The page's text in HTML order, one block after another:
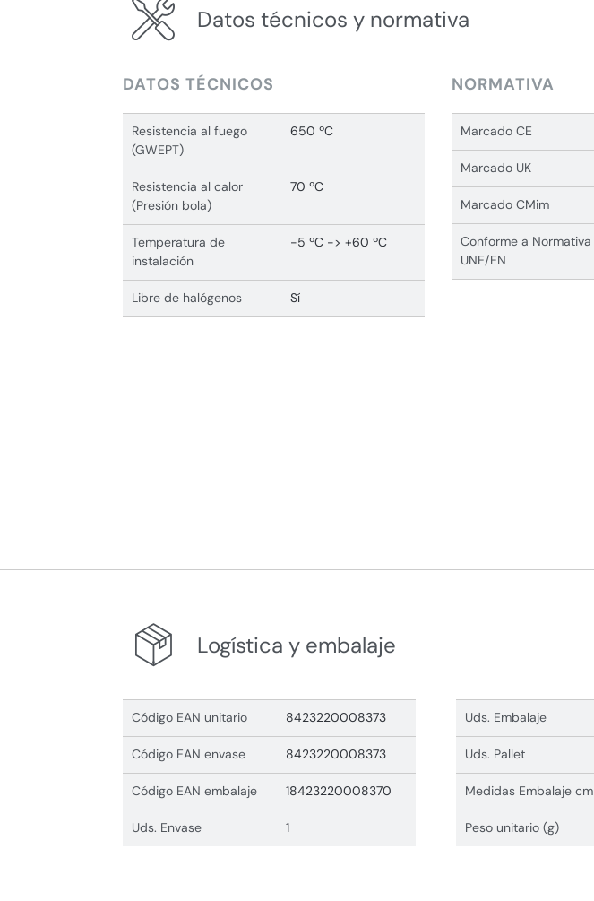
Datos técnicos y normativa
DATOS TÉCNICOS
Resistencia al fuego
(GWEPT)
650 ºC
Resistencia al calor
(Presión bola)
70 ºC
Temperatura de
instalación
-5 ºC -> +60 ºC
Libre de halógenos Sí
NORMATIVA
Marcado CE
Marcado UK
Marcado CMim
Conforme a Normativa
UNE/EN
Logística y embalaje
Código EAN unitario 8423220008373
Código EAN envase 8423220008373
Código EAN embalaje 18423220008370
Uds. Envase 1
Uds. Embalaje
Uds. Pallet
Medidas Embalaje cm
Peso unitario (g)